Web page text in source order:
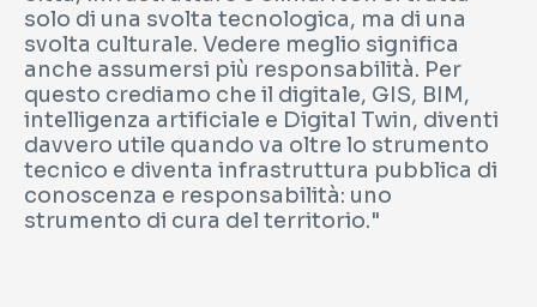
solo di una svolta tecnologica, ma di una
svolta culturale. Vedere meglio significa
anche assumersi più responsabilità. Per
questo crediamo che il digitale, GIS, BIM,
intelligenza artificiale e Digital Twin, diventi
davvero utile quando va oltre lo strumento
tecnico e diventa infrastruttura pubblica di
conoscenza e responsabilità: uno
strumento di cura del territorio."